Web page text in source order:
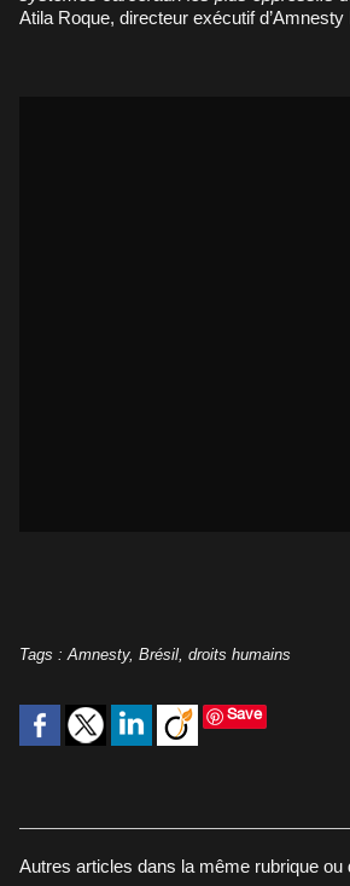
Atila Roque, directeur exécutif
Tags : Amnesty, Brésil droits humains
Save
Autres articles dans la même rubrique ou